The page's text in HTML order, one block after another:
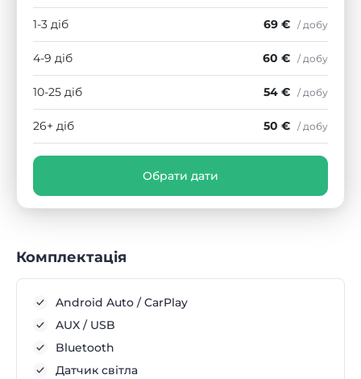
1-3 діб 69 € / добу
4-9 діб 60 € / добу
10-25 діб 54 € / добу
26+ діб 50 € / добу
Обрати дати
Комплектація
Android Auto / CarPlay
AUX / USB
Bluetooth
Датчик світла